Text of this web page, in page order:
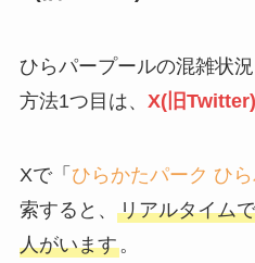
ひらパープールの混雑状
方法1つ目は、 X(旧Twitter)
Xで「 ひらかたパーク ひ
索すると、 リアルタイム
人がいます。